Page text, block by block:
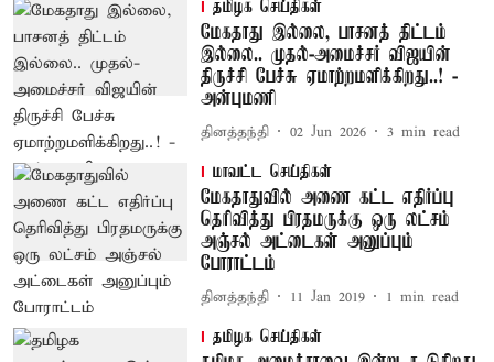
தமிழக செய்திகள்
மேகதாது இல்லை, பாசனத் திட்டம்
இல்லை.. முதல்-அமைச்சர் விஜயின்
திருச்சி பேச்சு ஏமாற்றமளிக்கிறது..! -
அன்புமணி
தினத்தந்தி 02 Jun 2026 3 min read
மாவட்ட செய்திகள்
மேகதாதுவில் அணை கட்ட எதிர்ப்பு
தெரிவித்து பிரதமருக்கு ஒரு லட்சம்
அஞ்சல் அட்டைகள் அனுப்பும்
போராட்டம்
தினத்தந்தி 11 Jan 2019 1 min read
தமிழக செய்திகள்